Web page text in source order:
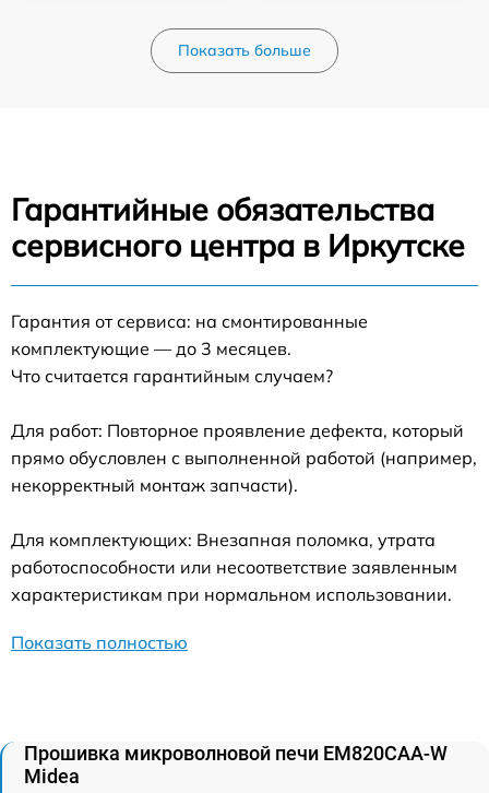
Показать больше
Гарантийные обязательства
сервисного центра в Иркутске
Гарантия от сервиса: на смонтированные
комплектующие — до 3 месяцев.
Что считается гарантийным случаем?
Для работ: Повторное проявление дефекта, который
прямо обусловлен с выполненной работой (например,
некорректный монтаж запчасти).
Для комплектующих: Внезапная поломка, утрата
работоспособности или несоответствие заявленным
характеристикам при нормальном использовании.
Показать полностью
Прошивка микроволновой печи EM820CAA-W
Midea